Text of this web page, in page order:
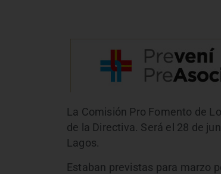
La Comisión Pro Fomento de
de la Directiva. Será el 28 de
Lagos.
Estaban previstas para marzo